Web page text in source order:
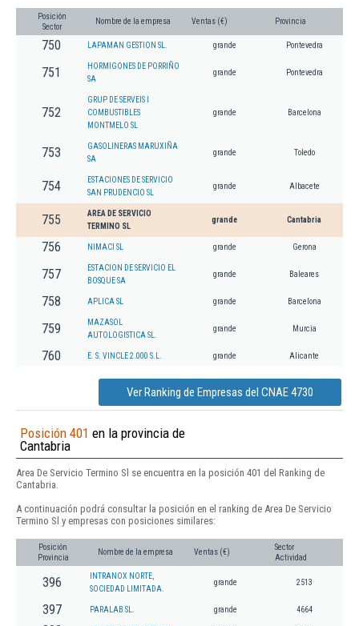
Posición
Sector
Nombre de la empresa Ventas (€) Provincia
750 LAPAMAN GESTION SL. grande Pontevedra
751
HORMIGONES DE PORRIÑO
SA
grande Pontevedra
752
GRUP DE SERVEIS I
COMBUSTIBLES
MONTMELO SL
grande Barcelona
753
GASOLINERAS MARUXIÑA
SA
grande Toledo
754
ESTACIONES DE SERVICIO
SAN PRUDENCIO SL
grande Albacete
755
AREA DE SERVICIO
TERMINO SL
grande Cantabria
756 NIMACI SL grande Gerona
757
ESTACION DE SERVICIO EL
BOSQUE SA
grande Baleares
758 APLICA SL grande Barcelona
759
MAZASOL
AUTOLOGISTICA SL.
grande Murcia
760 E. S. VINCLE 2.000 S.L. grande Alicante
Ver Ranking de Empresas del CNAE 4730
Posición 401 en la provincia de
Cantabria
Area De Servicio Termino Sl se encuentra en la posición 401 del Ranking de
Cantabria.
A continuación podrá consultar la posición en el ranking de Area De Servicio
Termino Sl y empresas con posiciones similares:
Posición
Provincia
Nombre de la empresa Ventas (€)
Sector
Actividad
396
INTRANOX NORTE,
SOCIEDAD LIMITADA.
grande 2513
397 PARALAB SL. grande 4664